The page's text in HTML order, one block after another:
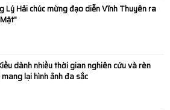
Lý Hải chúc mừng đạo diễn Vĩnh Thuyên ra
dành nhiều thời gian nghiên cứu và rèn
lại hình ảnh đa sắc